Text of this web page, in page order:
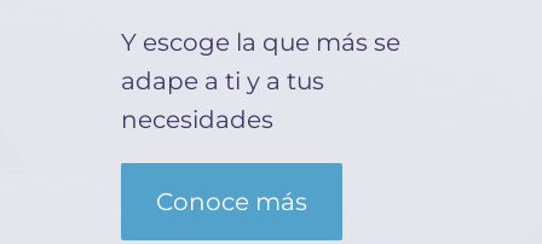
Y escoge la que más se
adape a ti y a tus
necesidades
Conoce más